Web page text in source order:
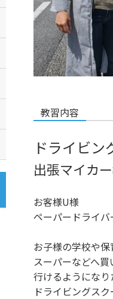
教習内容
ドライビン
出張マイカ
お客様U様
ペーパードライ
お子様の学校や保
スーパーなどへ買
行けるようにな
ドライビングス